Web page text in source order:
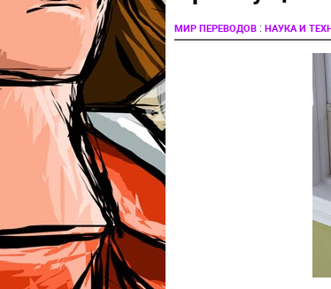
МИР ПЕРЕВОДОВ: НАУКА И